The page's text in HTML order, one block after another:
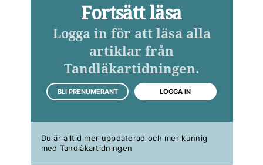
Fortsätt läsa
Logga in för att läsa alla
artiklar från
Tandläkartidningen.
BLI PRENUMERANT LOGGA IN
Du är alltid mer uppdaterad och mer kunnig
med Tandläkartidningen